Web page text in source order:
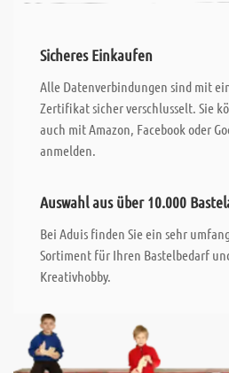
Sicheres Einkaufen
Alle Datenverbindungen sind mit
Zertifikat sicher verschlusselt. Sie
auch mit Amazon, Facebook oder
anmelden.
Auswahl aus über 10.000
Bei Aduis finden Sie ein sehr
Sortiment für Ihren Bastelbedarf
Kreativhobby.